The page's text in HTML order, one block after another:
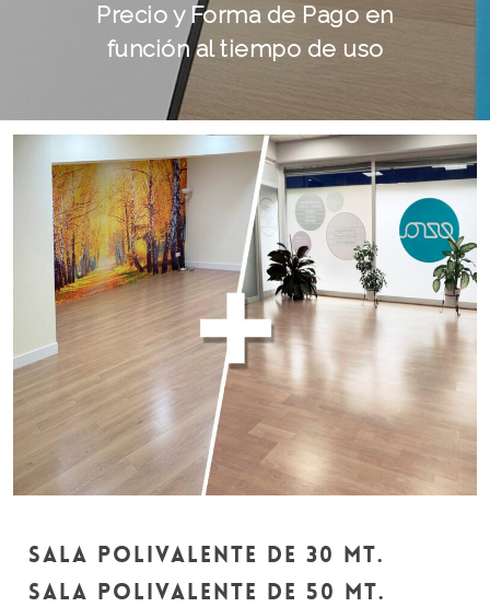
Precio y Forma de Pago en
función al tiempo de uso
SALA POLIVALENTE DE 30 mt.
SALA POLIVALENTE DE 50 mt.